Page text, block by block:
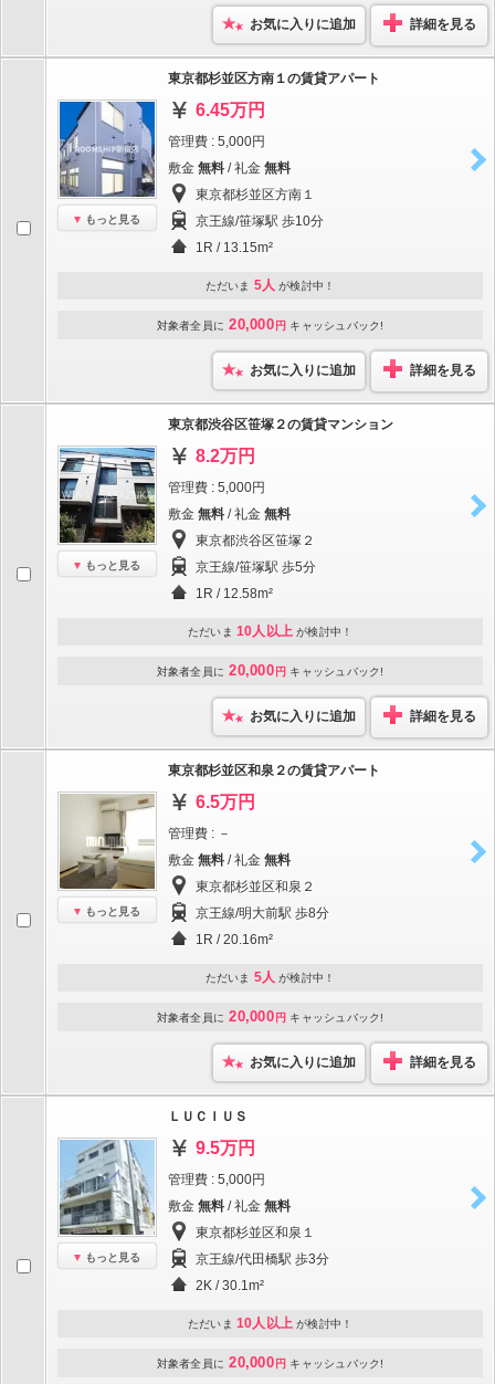
お気に入りに追加 詳細を見る
もっと見る
東京都杉並区方南１の賃貸アパート
6.45万円
管理費 : 5,000円
敷金 無料 / 礼金 無料
東京都杉並区方南１
京王線/笹塚駅 歩10分
1R / 13.15m²
ただいま 5人 が検討中！
対象者全員に 20,000 円 キャッシュバック!
お気に入りに追加 詳細を見る
もっと見る
東京都渋谷区笹塚２の賃貸マンション
8.2万円
管理費 : 5,000円
敷金 無料 / 礼金 無料
東京都渋谷区笹塚２
京王線/笹塚駅 歩5分
1R / 12.58m²
ただいま 10人以上 が検討中！
対象者全員に 20,000 円 キャッシュバック!
お気に入りに追加 詳細を見る
もっと見る
東京都杉並区和泉２の賃貸アパート
6.5万円
管理費 : －
敷金 無料 / 礼金 無料
東京都杉並区和泉２
京王線/明大前駅 歩8分
1R / 20.16m²
ただいま 5人 が検討中！
対象者全員に 20,000 円 キャッシュバック!
お気に入りに追加 詳細を見る
もっと見る
ＬＵＣＩＵＳ
9.5万円
管理費 : 5,000円
敷金 無料 / 礼金 無料
東京都杉並区和泉１
京王線/代田橋駅 歩3分
2K / 30.1m²
ただいま 10人以上 が検討中！
対象者全員に 20,000 円 キャッシュバック!